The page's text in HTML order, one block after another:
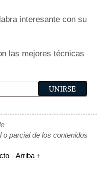
interesante con su
las mejores técnicas
o parcial de los contenidos
- Arriba ↑